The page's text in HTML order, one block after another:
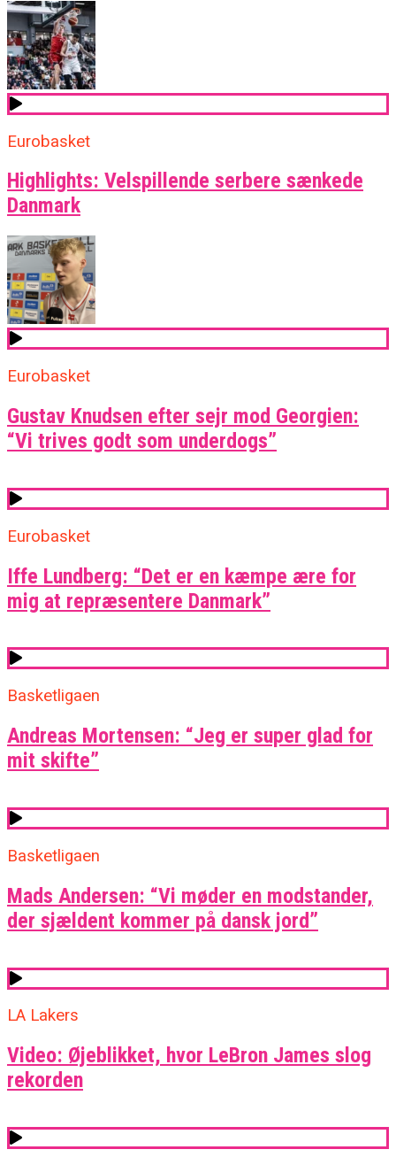
Eurobasket
Highlights: Velspillende serbere sænkede
Danmark
Eurobasket
Gustav Knudsen efter sejr mod Georgien:
“Vi trives godt som underdogs”
Eurobasket
Iffe Lundberg: “Det er en kæmpe ære for
mig at repræsentere Danmark”
Basketligaen
Andreas Mortensen: “Jeg er super glad for
mit skifte”
Basketligaen
Mads Andersen: “Vi møder en modstander,
der sjældent kommer på dansk jord”
LA Lakers
Video: Øjeblikket, hvor LeBron James slog
rekorden